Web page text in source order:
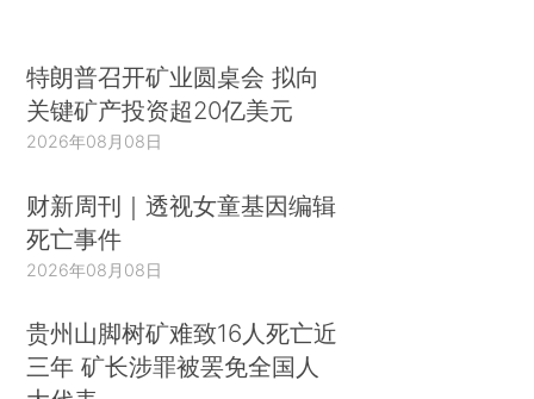
特朗普召开矿业圆桌会 拟向
关键矿产投资超20亿美元
2026年08月08日
财新周刊｜透视女童基因编辑
死亡事件
2026年08月08日
贵州山脚树矿难致16人死亡近
三年 矿长涉罪被罢免全国人